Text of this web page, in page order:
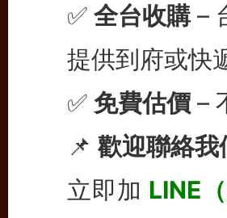
✅ 全台收購–
提供到府或快
✅ 免費估價 –
📌 歡迎聯絡
立即加 LINE（